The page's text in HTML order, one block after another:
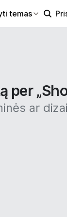
temas
per
ar